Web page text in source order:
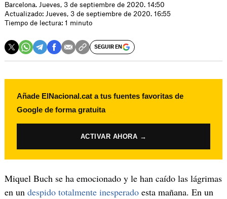
Barcelona. Jueves, 3 de septiembre de 2020. 14:50
Actualizado: Jueves, 3 de septiembre de 2020. 16:55
Tiempo de lectura: 1 minuto
SEGUIR EN
Añade ElNacional.cat a tus fuentes favoritas de
Google de forma gratuita
ACTIVAR AHORA →
Miquel Buch se ha emocionado y le han caído las lágrimas
en un despido totalmente inesperado esta mañana. En un